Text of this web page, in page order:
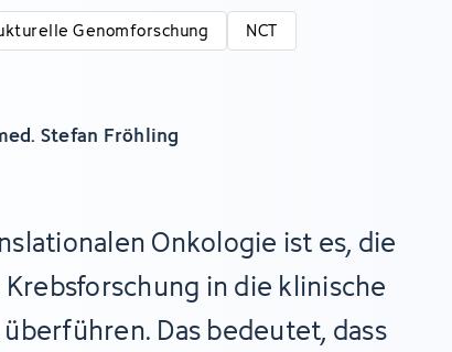
Genomforschung NCT
Stefan Fröhling
Onkologie ist es, die
in die klinische
Das bedeutet, dass